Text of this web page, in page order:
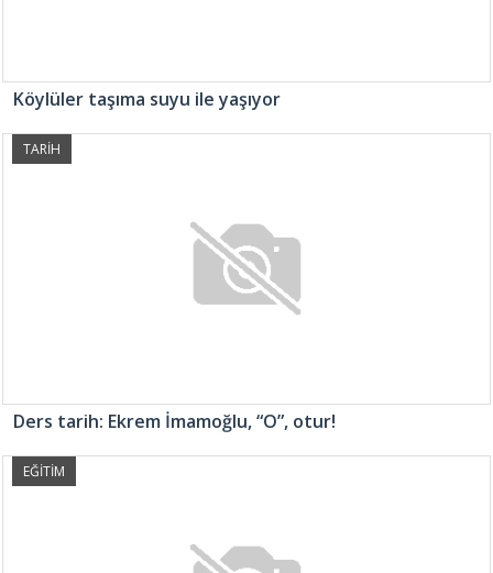
Köylüler taşıma suyu ile yaşıyor
TARİH
Ders tarih: Ekrem İmamoğlu, “O”, otur!
EĞİTİM